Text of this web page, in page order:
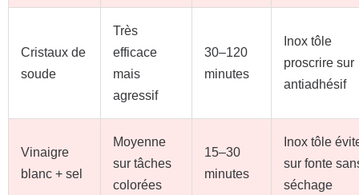
Cristaux de
soude
Très
efficace
mais
agressif
30–120
minutes
Inox tôle
proscrire sur
antiadhésif
Vinaigre
blanc + sel
Moyenne
sur tâches
colorées
15–30
minutes
Inox tôle
sur fonte
séchage